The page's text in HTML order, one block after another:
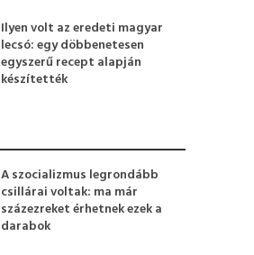
Ilyen volt az eredeti magyar
lecsó: egy döbbenetesen
egyszerű recept alapján
készítették
A szocializmus legrondább
csillárai voltak: ma már
százezreket érhetnek ezek a
darabok